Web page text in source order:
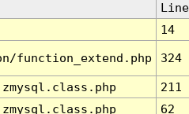
Line
14
function_extend.php 324
211
62